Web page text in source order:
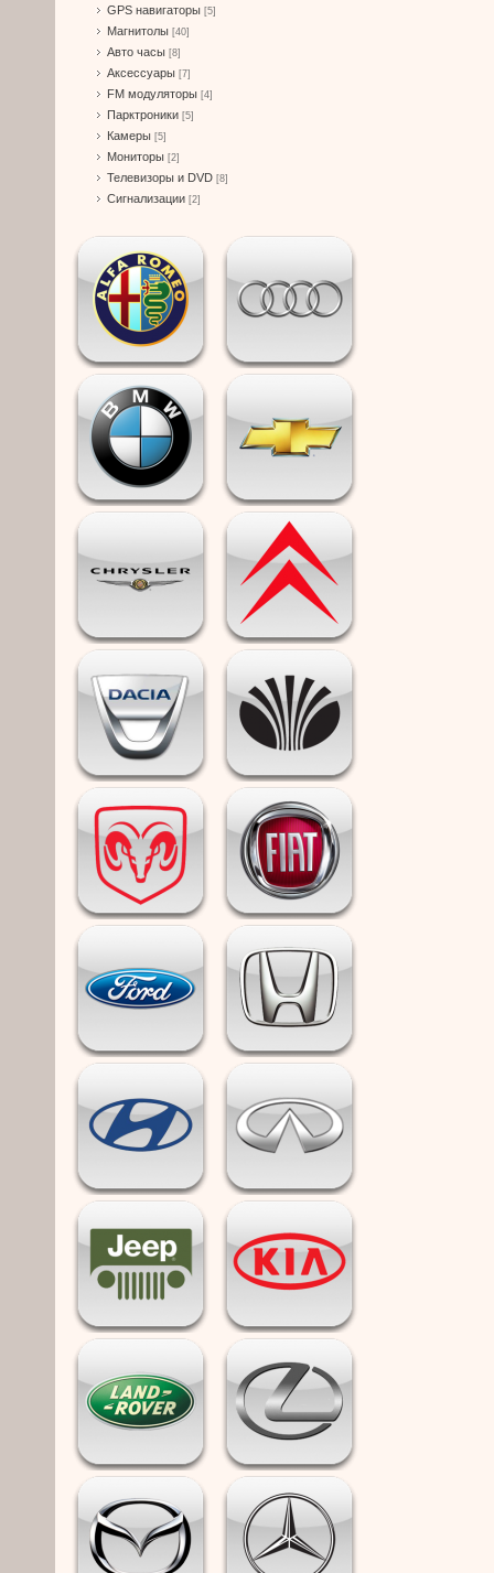
GPS навигаторы [5]
Магнитолы [40]
Авто часы [8]
Аксессуары [7]
FM модуляторы [4]
Парктроники [5]
Камеры [5]
Мониторы [2]
Телевизоры и DVD [8]
Сигнализации [2]